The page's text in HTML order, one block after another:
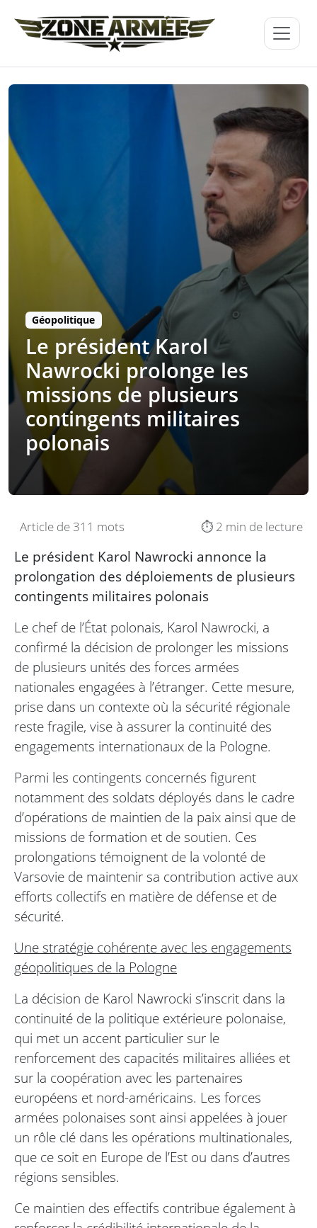
Géopolitique
Le président Karol
Nawrocki prolonge les
missions de plusieurs
contingents militaires
polonais
Article de 311 mots ⏱️ 2 min de lecture
Le président Karol Nawrocki annonce la
prolongation des déploiements de plusieurs
contingents militaires polonais
Le chef de l’État polonais, Karol Nawrocki, a
confirmé la décision de prolonger les missions
de plusieurs unités des forces armées
nationales engagées à l’étranger. Cette mesure,
prise dans un contexte où la sécurité régionale
reste fragile, vise à assurer la continuité des
engagements internationaux de la Pologne.
Parmi les contingents concernés figurent
notamment des soldats déployés dans le cadre
d’opérations de maintien de la paix ainsi que de
missions de formation et de soutien. Ces
prolongations témoignent de la volonté de
Varsovie de maintenir sa contribution active aux
efforts collectifs en matière de défense et de
sécurité.
Une stratégie cohérente avec les engagements
géopolitiques de la Pologne
La décision de Karol Nawrocki s’inscrit dans la
continuité de la politique extérieure polonaise,
qui met un accent particulier sur le
renforcement des capacités militaires alliées et
sur la coopération avec les partenaires
européens et nord-américains. Les forces
armées polonaises sont ainsi appelées à jouer
un rôle clé dans les opérations multinationales,
que ce soit en Europe de l’Est ou dans d’autres
régions sensibles.
Ce maintien des effectifs contribue également à